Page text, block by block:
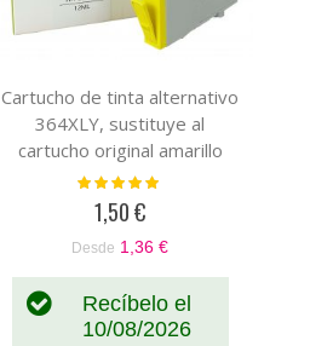
Cartucho de tinta alternativo
364XLY, sustituye al
cartucho original amarillo
CB320EE-CB325EE
Valoración:
1,50 €
Desde 1,36 €
Recíbelo el
10/08/2026